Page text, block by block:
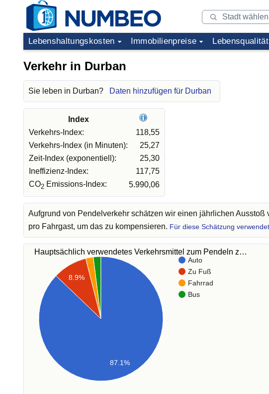
Lebenshaltungskosten Immobilienpreise Lebensqualität
Verkehr in Durban
Sie leben in Durban? Daten hinzufügen für Durban
Index
Verkehrs-Index:
118,55
Verkehrs-Index (in Minuten):
25,27
Zeit-Index (exponentiell):
25,30
Ineffizienz-Index:
117,75
CO2 Emissions-Index: 5.990,06
Aufgrund von Pendelverkehr schätzen wir einen jährlichen Ausstoß
pro Fahrgast, um das zu kompensieren. Für diese Schätzung
Hauptsächlich verwendetes Verkehrsmittel zum Pendeln z…
Auto
Zu Fuß
Fahrrad
Bus
8.9%
87.1%